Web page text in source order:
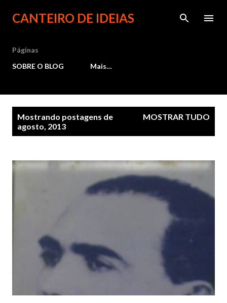
Pular para o conteúdo principal
CANTEIRO DE IDEIAS
Páginas
SOBRE O BLOG
Mais…
Mostrando postagens de
agosto, 2013
MOSTRAR TUDO